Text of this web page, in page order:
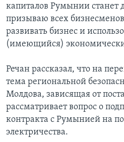
капиталов Румынии станет
призываю всех
развивать бизнес и
(имеющийся)
Речан рассказал, что на
тема региональной
Молдова, зависящая от
рассматривает вопрос о
контракта с Румынией на
электричества.